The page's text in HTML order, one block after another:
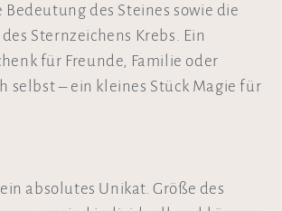
des Steines sowie die
Sternzeichens Krebs. Ein
für Freunde, Familie oder
selbst – ein kleines Stück Magie für
absolutes Unikat. Größe des